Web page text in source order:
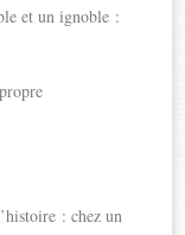
et un ignoble :
: chez un